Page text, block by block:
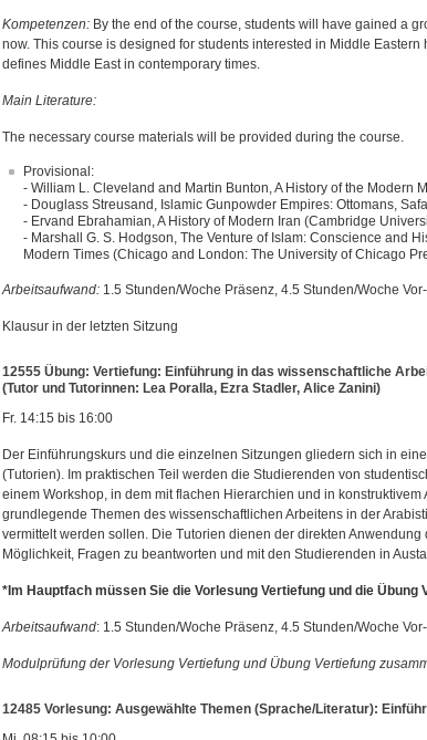
Kompetenzen:By the end of the course, students will have gained a
now. This course is designed for students interested in Middle
defines Middle East in contemporary times.
Main Literature:
The necessary course materials will be provided during the course.
Provisional:
- William L. Cleveland and Martin Bunton, A History of the Modern
- Douglass Streusand, Islamic Gunpowder Empires: Ottomans,
- Ervand Ebrahamian, A History of Modern Iran (Cambridge
- Marshall G. S. Hodgson, The Venture of Islam: Conscience and
Modern Times (Chicago and London: The University of Chicago
Arbeitsaufwand:1.5 Stunden/Woche Präsenz, 4.5 Stunden/Woche
Klausur in der letzten Sitzung
12555 Übung: Vertiefung: Einführung in das wissenschaftliche
(Tutor und Tutorinnen: Lea Poralla, Ezra Stadler, Alice Zanini)
Fr. 14:15 bis 16:00
Der Einführungskurs und die einzelnen Sitzungen gliedern sich in
(Tutorien). Im praktischen Teil werden die Studierenden von
einem Workshop, in dem mit flachen Hierarchien und in
grundlegende Themen des wissenschaftlichen Arbeitens in der
vermittelt werden sollen. Die Tutorien dienen der direkten
Möglichkeit, Fragen zu beantworten und mit den Studierenden in
*Im Hauptfach müssen Sie die Vorlesung Vertiefung und die Übung
Arbeitsaufwand: 1.5 Stunden/Woche Präsenz, 4.5 Stunden/Woche
Modulprüfung der Vorlesung Vertiefung und Übung Vertiefung
12485 Vorlesung: Ausgewählte Themen (Sprache/Literatur):